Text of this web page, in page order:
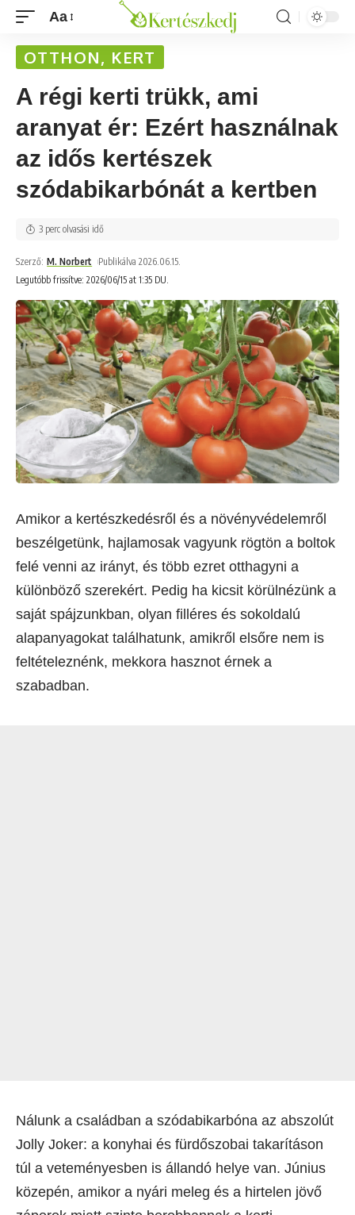
Aa
OTTHON, KERT
A régi kerti trükk, ami
aranyat ér: Ezért használnak
az idős kertészek
szódabikarbónát a kertben
Legutóbb frissítve: 2026/06/15 at 1:35 DU.
Szerző: M. Norbert Publikálva 2026.06.15.
3 perc olvasási idő
Amikor a kertészkedésről és a növényvédelemről
beszélgetünk, hajlamosak vagyunk rögtön a boltok
felé venni az irányt, és több ezret otthagyni a
különböző szerekért. Pedig ha kicsit körülnézünk a
saját spájzunkban, olyan filléres és sokoldalú
alapanyagokat találhatunk, amikről elsőre nem is
feltételeznénk, mekkora hasznot érnek a
szabadban.
Nálunk a családban a szódabikarbóna az abszolút
Jolly Joker: a konyhai és fürdőszobai takarításon
túl a veteményesben is állandó helye van. Június
közepén, amikor a nyári meleg és a hirtelen jövő